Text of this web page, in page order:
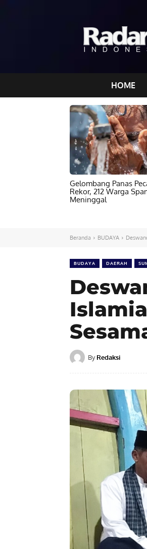
HOME
Gelombang Panas
Rekor, 212 Warga
Meninggal
Beranda BUDAYA
BUDAYA DAERAH
By Redaksi